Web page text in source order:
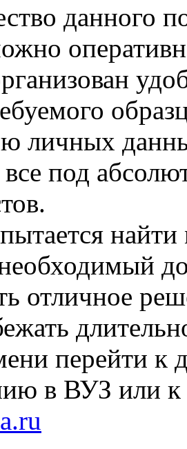
данного
личных
под
отличное
перейти
в ВУЗ или